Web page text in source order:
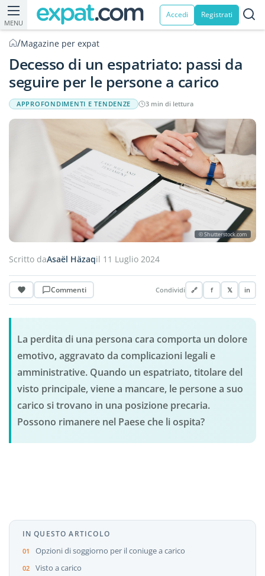
MENU
Accedi Registrati
/Magazine per expat
Decesso di un espatriato: passi da
seguire per le persone a carico
APPROFONDIMENTI E TENDENZE 3 min di lettura
© Shutterstock.com
Scritto daAsaël Häzaqil 11 Luglio 2024
Commenti Condividi 🔗 f 𝕏 in
La perdita di una persona cara comporta un dolore
emotivo, aggravato da complicazioni legali e
amministrative. Quando un espatriato, titolare del
visto principale, viene a mancare, le persone a suo
carico si trovano in una posizione precaria.
Possono rimanere nel Paese che li ospita?
IN QUESTO ARTICOLO
Opzioni di soggiorno per il coniuge a carico
Visto a carico